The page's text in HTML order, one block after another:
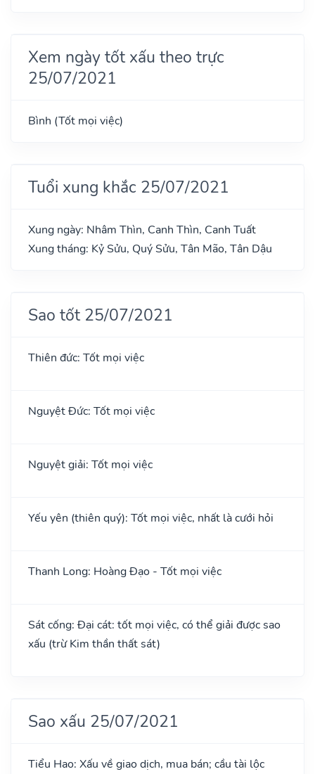
Xem ngày tốt xấu theo trực
25/07/2021
Bình (Tốt mọi việc)
Tuổi xung khắc 25/07/2021
Xung ngày: Nhâm Thìn, Canh Thìn, Canh Tuất
Xung tháng: Kỷ Sửu, Quý Sửu, Tân Mão, Tân Dậu
Sao tốt 25/07/2021
Thiên đức: Tốt mọi việc
Nguyệt Đức: Tốt mọi việc
Nguyệt giải: Tốt mọi việc
Yếu yên (thiên quý): Tốt mọi việc, nhất là cưới hỏi
Thanh Long: Hoàng Đạo - Tốt mọi việc
Sát cống: Đại cát: tốt mọi việc, có thể giải được sao
xấu (trừ Kim thần thất sát)
Sao xấu 25/07/2021
Tiểu Hao: Xấu về giao dịch, mua bán; cầu tài lộc